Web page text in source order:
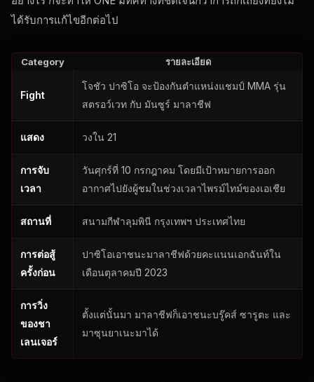
ได้รับการแก้ไขอีกต่อไป
Category รายละเอียด
Fight
โจชัว ปาซิโอ จะป้องกันตำแหน่งแชมป์ MMA รุ่น
สตรอว์เวท กับ มันซูร์ มาลาชีฟ
แสดง วงใน 21
การจับ
เวลา
วันศุกร์ที่ 10 กรกฎาคม โดยมีเป้าหมายการออก
อากาศไปยังผู้ชมในช่วงเวลาไพรม์ไทม์ของเอเชีย
สถานที่ สนามกีฬาลุมพินี กรุงเทพฯ ประเทศไทย
การต่อสู้
ครั้งก่อน
ปาซิโอเอาชนะมาลาชีฟด้วยคะแนนเอกฉันท์ใน
เดือนตุลาคมปี 2023
การวิ่ง
ของชา
เลนเจอร์
ตั้งแต่นั้นมา มาลาชีฟก็เอาชนะบรู๊คส์ ซารูตะ และ
มาซุนยาเนะมาได้